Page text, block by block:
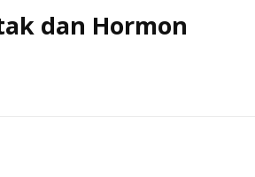
dan Hormon